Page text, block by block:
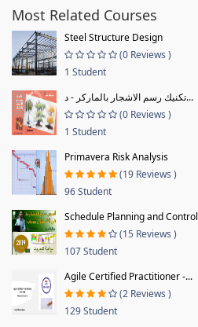
Most Related Courses
Steel Structure Design
(0 Reviews )
1 Student
تكنيك رسم الاشجار بالماركر - د...
(0 Reviews )
1 Student
Primavera Risk Analysis
(19 Reviews )
96 Student
Schedule Planning and Control
(15 Reviews )
107 Student
Agile Certified Practitioner -...
(2 Reviews )
129 Student